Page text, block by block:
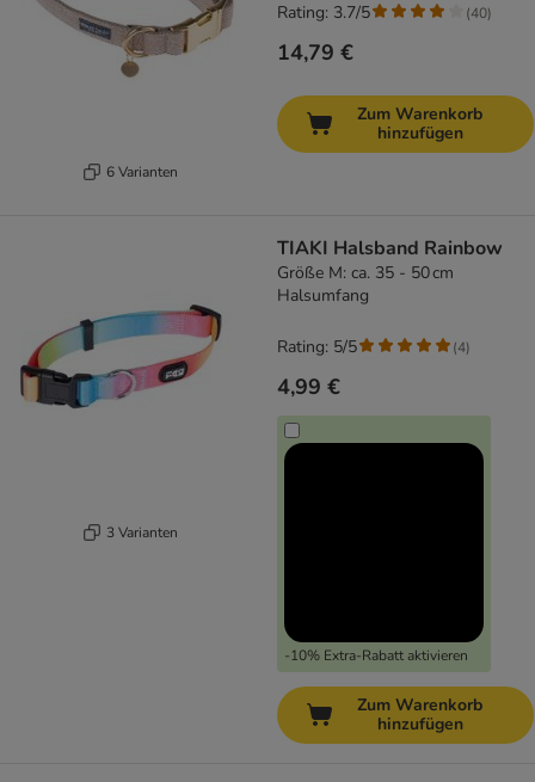
6 Varianten
14,79 €
Rating: 3.7/5 (40)
Zum Warenkorb
hinzufügen
3 Varianten
TIAKI Halsband Rainbow
Größe M: ca. 35 - 50 cm
Halsumfang
4,99 €
-10% Extra-Rabatt aktivieren
Rating: 5/5 (4)
Zum Warenkorb
hinzufügen